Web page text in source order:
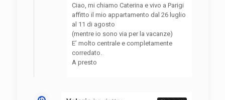
Ciao, mi chiamo Caterina e vivo a Parigi
affitto il mio appartamento dal 26 luglio
al 11 di agosto
(mentre io sono via per la vacanze)
E’ molto centrale e completamente
corredato.
A presto